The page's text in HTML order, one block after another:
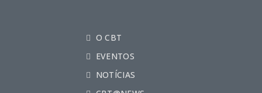
O CBT
EVENTOS
NOTÍCIAS